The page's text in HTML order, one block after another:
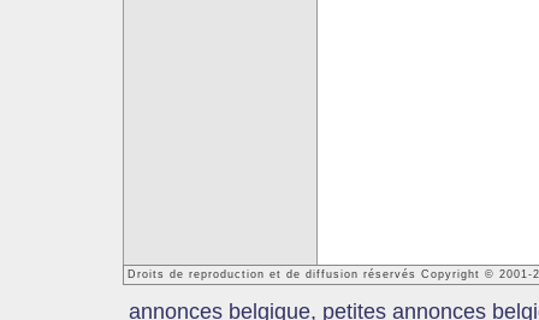
Droits de reproduction et de diffusion réservés Copyright © 2001-
annonces belgique, petites annonces